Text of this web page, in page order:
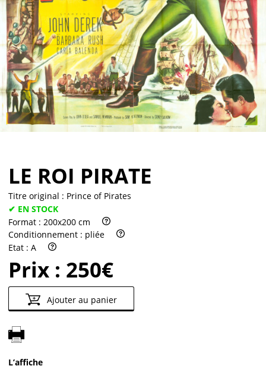
Vendre
LE ROI PIRATE
Titre original : Prince of Pirates
✔ EN STOCK
Format : 200x200 cm
Conditionnement : pliée
Etat : A
Prix : 250€
Ajouter au panier
L’affiche